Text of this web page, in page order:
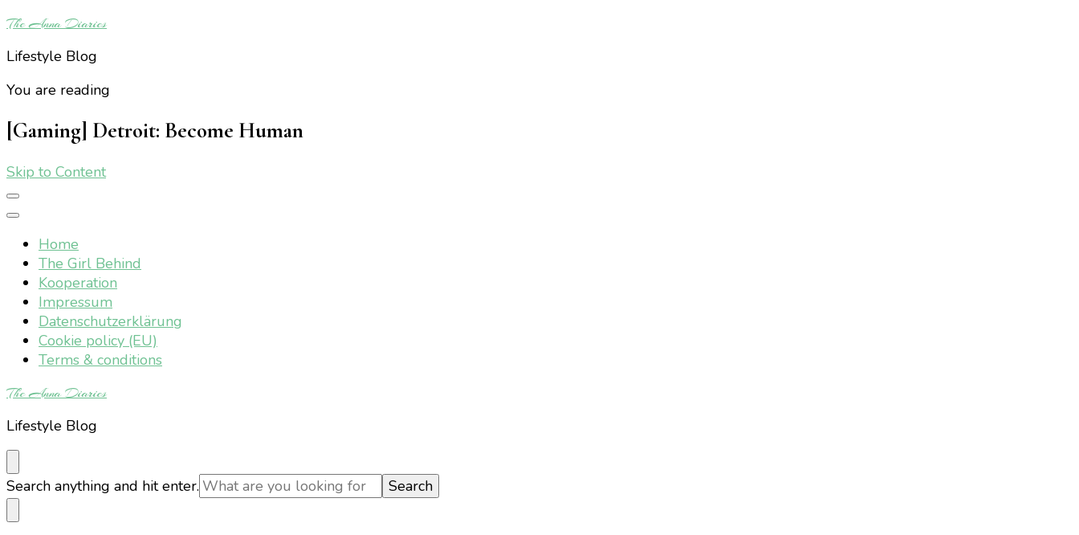
The Anna Diaries
Lifestyle Blog
You are reading
[Gaming] Detroit: Become Human
Skip to Content
Home
The Girl Behind
Kooperation
Impressum
Datenschutzerklärung
Cookie policy (EU)
Terms & conditions
The Anna Diaries
Lifestyle Blog
Looking
for
Something?
Search anything and hit enter.